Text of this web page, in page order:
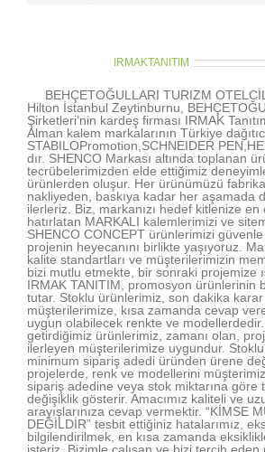
IRMAKTANITIM
BEHÇETOĞULLARI TURIZM
Hilton İstanbul Zeytinburnu,
Şirketleri’nin kardeş firması IRMAK
Alman kalem markalarının Türkiye
STABILOPromotion,SCHNEIDER
dır. SHENCO Markası altında toplanan
tecrübelerimizden elde ettiğimiz
ürünlerden oluşur. Her ürünümüzü
nakliyeden, baskıya kadar her aşamada
ilerleriz. Biz, markanızı hedef kitlenize en
hatırlatan MARKALI kalemlerimizi ve
SHENCO CONCEPT ürünlerimizi
projenin heyecanını birlikte yaşıyoruz.
kalite standartları ve müşterilerimizin
bizi mutlu etmekte, bir sonraki projemize
IRMAK TANITIM, promosyon ürünlerinin
tutar. Stoklu ürünlerimiz, son dakika
müşterilerimize, kısa zamanda cevap
uygun olabilecek renkte ve
getirdiğimiz ürünlerimiz, zamanı olan,
ilerleyen müşterilerimize uygundur.
minimum sipariş adedi üründen ürene
projelerde, renk ve modellerini
sipariş adedine veya stok miktarına göre
değişiklik gösterir. Amacımız kaliteli ve
arayışlarınıza cevap vermektir. “KİMSE
DEĞİLDİR” tesbit ettiğiniz hatalarımız,
bilgilendirilmek, en kısa zamanda